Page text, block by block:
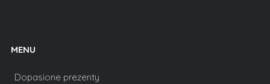
MENU
Dopasione prezenty